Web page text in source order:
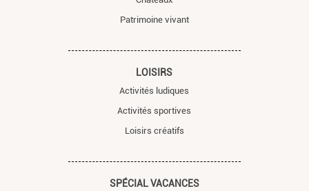
Patrimoine vivant
LOISIRS
Activités ludiques
Activités sportives
Loisirs créatifs
SPÉCIAL VACANCES